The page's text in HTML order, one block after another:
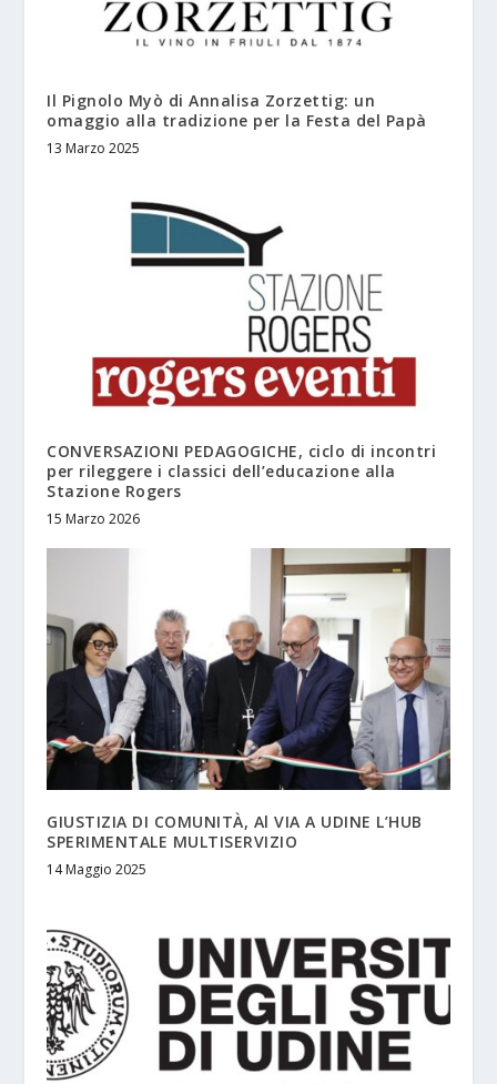
Il Pignolo Myò di Annalisa Zorzettig: un
omaggio alla tradizione per la Festa del Papà
13 Marzo 2025
CONVERSAZIONI PEDAGOGICHE, ciclo di incontri
per rileggere i classici dell’educazione alla
Stazione Rogers
15 Marzo 2026
GIUSTIZIA DI COMUNITÀ, Al VIA A UDINE L’HUB
SPERIMENTALE MULTISERVIZIO
14 Maggio 2025